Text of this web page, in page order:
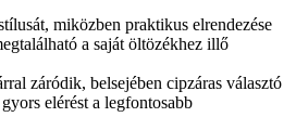
miközben praktikus elrendezése
a saját öltözékhez illő
záródik, belsejében cipzáras választó
elérést a legfontosabb